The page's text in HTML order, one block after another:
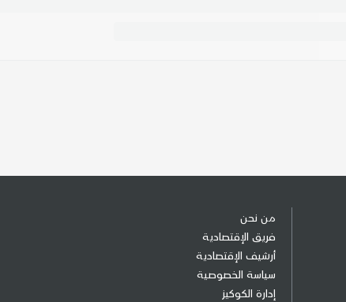
من نحن
فريق الإقتصادية
أرشيف الإقتصادية
سياسة الخصوصية
إدارة الكوكيز